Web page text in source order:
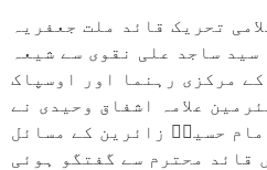
تحریک قائد ملت جعفریہ
سید ساجد علی نقوی سے شیعہ
مرکزی رہنما اور اوسپاک
علامہ اشفاق وحیدی نے
حسینؑ زائرین کے مسائل
قائد محترم سے گفتگو ہوئی